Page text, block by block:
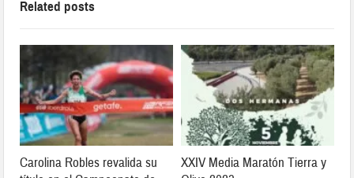
Related posts
Carolina Robles revalida su
XXIV Media Maratón Tierra y